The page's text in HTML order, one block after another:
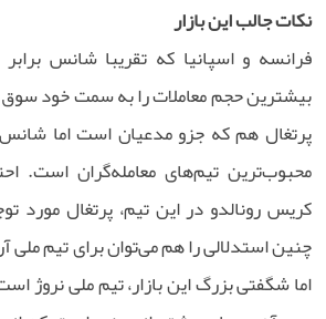
نکات جالب این بازار
فرانسه و اسپانیا که تقریبا شانس برابر
بیشترین حجم معاملات را به سمت خود سوق
پرتغال هم که جزو مدعیان است اما شانس
محبوب‌ترین تیم‌های معامله‌گران است.
کریس رونالدو در این تیم، پرتغال مورد
چنین استدلالی را هم می‌توان برای تیم ملی
اما شگفتی بزرگ این بازار، تیم ملی نروژ